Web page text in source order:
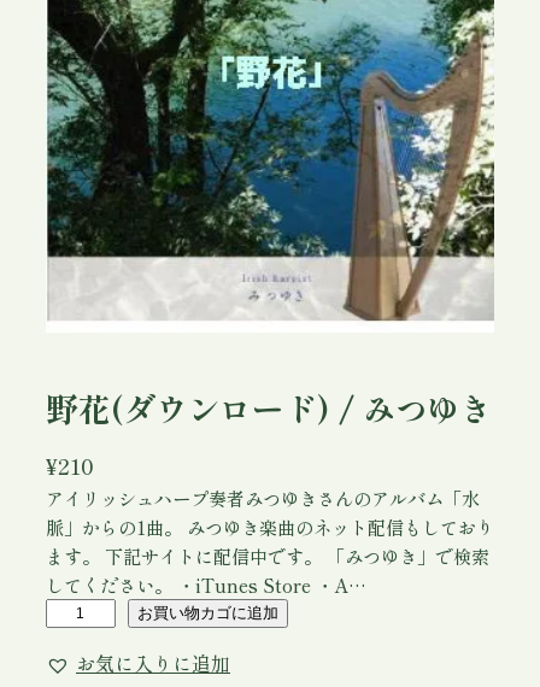
野花(ダウンロード) / みつゆき
¥210
アイリッシュハープ奏者みつゆきさんのアルバム「水
脈」からの1曲。 みつゆき楽曲のネット配信もしており
ます。 下記サイトに配信中です。 「みつゆき」で検索
してください。 ・iTunes Store ・A…
(
お買い物カゴに追加
お気に入りに追加